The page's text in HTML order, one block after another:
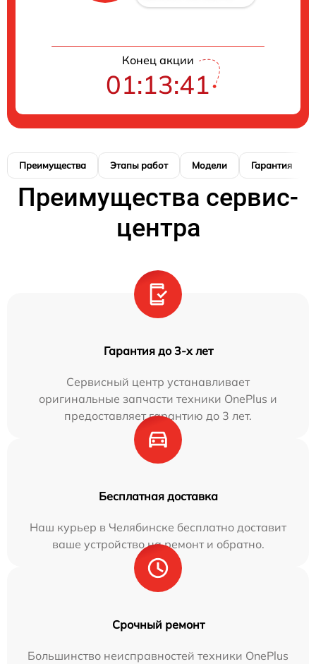
Конец акции
01:13:41
Преимущества Этапы работ Модели Гарантия
Преимущества сервис-
центра
Гарантия до 3-х лет
Сервисный центр устанавливает
оригинальные запчасти техники OnePlus и
предоставляет гарантию до 3 лет.
Бесплатная доставка
Наш курьер в Челябинске бесплатно доставит
ваше устройство на ремонт и обратно.
Срочный ремонт
Большинство неисправностей техники OnePlus